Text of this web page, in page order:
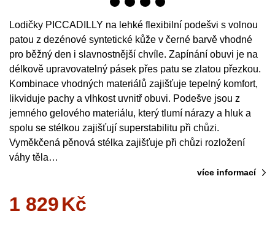
Lodičky PICCADILLY na lehké flexibilní podešvi s volnou
patou z dezénové syntetické kůže v černé barvě vhodné
pro běžný den i slavnostnější chvíle. Zapínání obuvi je na
délkově upravovatelný pásek přes patu se zlatou přezkou.
Kombinace vhodných materiálů zajišťuje tepelný komfort,
likviduje pachy a vlhkost uvnitř obuvi. Podešve jsou z
jemného gelového materiálu, který tlumí nárazy a hluk a
spolu se stélkou zajišťují superstabilitu při chůzi.
Vyměkčená pěnová stélka zajišťuje při chůzi rozložení
váhy těla…
více informací
1 829Kč